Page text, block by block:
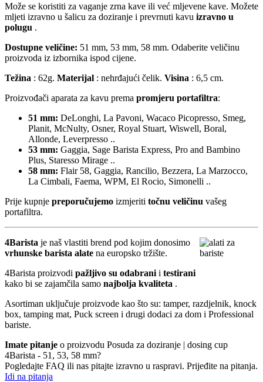
Može se koristiti za vaganje zrna kave ili već mljevene kave. Možete
mljeti izravno u šalicu za doziranje i prevrnuti kavu izravno u
polugu .
Dostupne veličine: 51 mm, 53 mm, 58 mm. Odaberite veličinu
proizvoda iz izbornika ispod cijene.
Težina : 62g. Materijal : nehrđajući čelik. Visina : 6,5 cm.
Proizvođači aparata za kavu prema promjeru portafiltra:
51 mm: DeLonghi, La Pavoni, Wacaco Picopresso, Smeg,
Planit, McNulty, Osner, Royal Stuart, Wiswell, Boral,
Allonde, Leverpresso ..
53 mm: Gaggia, Sage Barista Express, Pro and Bambino
Plus, Staresso Mirage ..
58 mm: Flair 58, Gaggia, Rancilio, Bezzera, La Marzocco,
La Cimbali, Faema, WPM, El Rocio, Simonelli ..
Prije kupnje preporučujemo izmjeriti točnu veličinu vašeg
portafiltra.
4Barista je naš vlastiti brend pod kojim donosimo
vrhunske barista alate na europsko tržište.
4Barista proizvodi pažljivo su odabrani i testirani
kako bi se zajamčila samo najbolja kvaliteta .
Asortiman uključuje proizvode kao što su: tamper, razdjelnik, knock
box, tamping mat, Puck screen i drugi dodaci za dom i Professional
bariste.
Imate pitanje o proizvodu Posuda za doziranje | dosing cup
4Barista - 51, 53, 58 mm?
Pogledajte FAQ ili nas pitajte izravno u raspravi. Prijeđite na pitanja.
Idi na pitanja